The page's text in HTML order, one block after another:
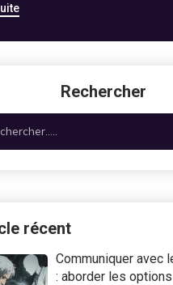
Rechercher
récent
Communiquer avec
: aborder les options